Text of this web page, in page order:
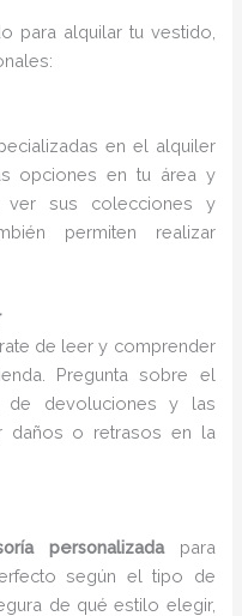
para alquilar tu vestido,
en el alquiler
opciones en tu área y
ver sus colecciones y
permiten realizar
de leer y comprender
Pregunta sobre el
de devoluciones y las
daños o retrasos en la
personalizadapara
según el tipo de
de qué estilo elegir,